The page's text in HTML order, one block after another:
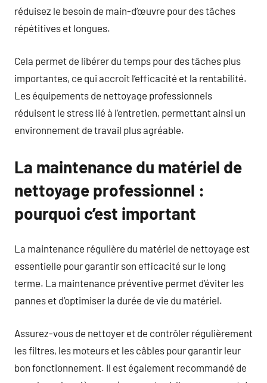
réduisez le besoin de main-d’œuvre pour des tâches
répétitives et longues.
Cela permet de libérer du temps pour des tâches plus
importantes, ce qui accroît l’efficacité et la rentabilité.
Les équipements de nettoyage professionnels
réduisent le stress lié à l’entretien, permettant ainsi un
environnement de travail plus agréable.
La maintenance du matériel de
nettoyage professionnel :
pourquoi c’est important
La maintenance régulière du matériel de nettoyage est
essentielle pour garantir son efficacité sur le long
terme. La maintenance préventive permet d’éviter les
pannes et d’optimiser la durée de vie du matériel.
Assurez-vous de nettoyer et de contrôler régulièrement
les filtres, les moteurs et les câbles pour garantir leur
bon fonctionnement. Il est également recommandé de